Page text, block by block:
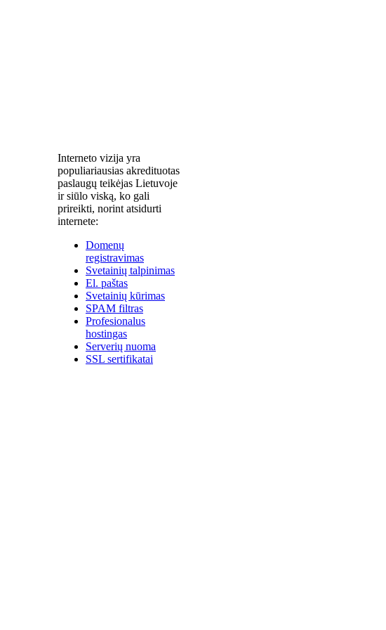
Interneto vizija yra
populiariausias akredituotas
paslaugų teikėjas Lietuvoje
ir siūlo viską, ko gali
prireikti, norint atsidurti
internete:
Domenų
registravimas
Svetainių talpinimas
El. paštas
Svetainių kūrimas
SPAM filtras
Profesionalus
hostingas
Serverių nuoma
SSL sertifikatai